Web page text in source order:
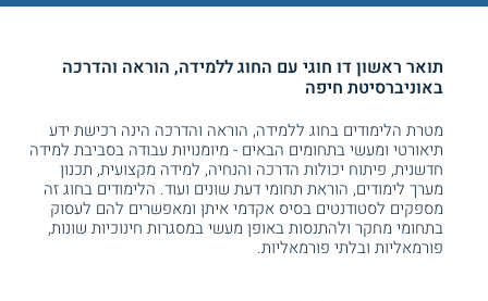
תואר ראשון דו חוגי עם החוג ללמידה, הוראה והדרכה
באוניברסיטת חיפה
מטרת הלימודים בחוג ללמידה, הוראה והדרכה הינה רכישת ידע
תיאורטי ומעשי בתחומים הבאים - מיומנויות עבודה בסביבת למידה
חדשנית, פיתוח יכולות הדרכה והנחיה, למידה מקצועית, תכנון
מערך לימודים, הוראת תחומי דעת שונים ועוד. הלימודים בחוג זה
מספקים לסטודנטים בסיס אקדמי איתן ומאפשרים להם לעסוק
בתחומי מחקר ולהתנסות באופן מעשי במסגרות חינוכיות שונות,
פורמאליות ובלתי פורמאליות.